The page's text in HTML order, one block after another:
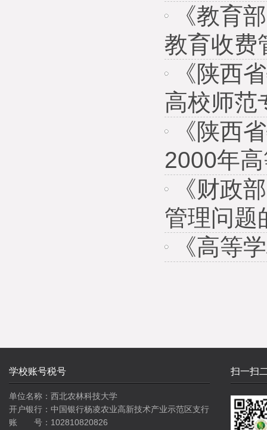
《教育
教育收费
《陕西
高校师范
《陕西
2000年
《财政
管理问题
《高等
学校账号税号
单位名称：西北农林科技大学
开户银行：中国银行杨凌农业高新技术产业示范区支行
账 号：102810820826
扫一扫